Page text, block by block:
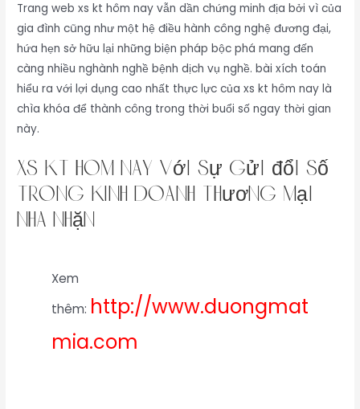
Trang web xs kt hôm nay vẫn dần chứng minh địa bởi vì của
gia đình cũng như một hệ điều hành công nghệ đương đại,
hứa hẹn sở hữu lại những biện pháp bộc phá mang đến
càng nhiều nghành nghề bệnh dịch vụ nghề. bài xích toán
hiểu ra với lợi dụng cao nhất thực lực của xs kt hôm nay là
chìa khóa để thành công trong thời buổi số ngay thời gian
này.
xs kt hôm nay với sự gửi đổi số
trong kinh doanh thương mại
nhã nhặn
Xem
thêm: http://www.duongmat
mia.com